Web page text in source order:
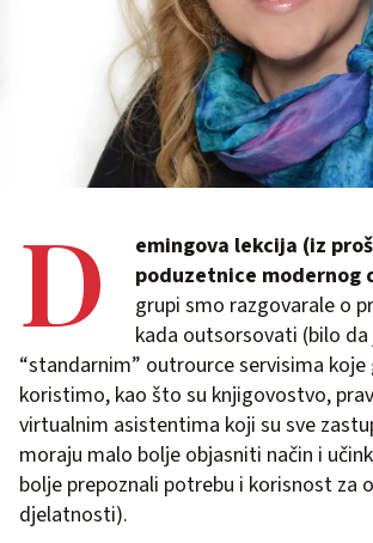
D
emingova lekcija (iz
poduzetnice modernog
grupi smo razgovarale o
kada outsorsovati (bilo da
“standarnim” outrource servisima
koristimo, kao što su knjigovostvo,
virtualnim asistentima koji su sve
moraju malo bolje objasniti način i
bolje prepoznali potrebu i korisnost za
djelatnosti).